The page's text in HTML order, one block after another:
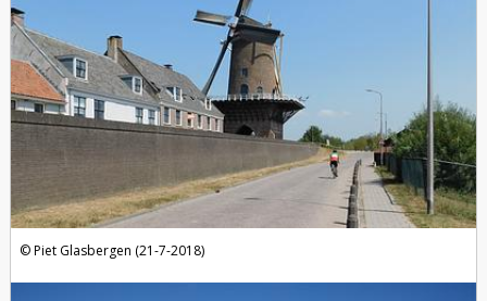
Piet Glasbergen (21-7-2018)